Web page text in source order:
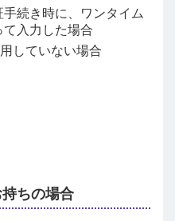
続き時に、ワンタイム
入力した場合
していない場合
ちの場合